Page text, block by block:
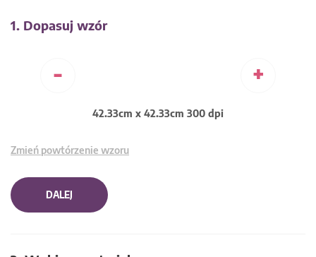
1. Dopasuj wzór
- +
42.33cm x 42.33cm 300 dpi
Zmień powtórzenie wzoru
DALEJ